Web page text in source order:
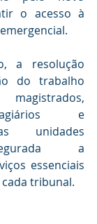
o acesso à
a resolução
do trabalho
e
unidades
a
essenciais
tribunal.